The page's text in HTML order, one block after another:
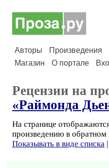
Авторы Произведения
Магазин
О портале
Рецензии на
«Раймонда
На странице
произведению в обратном
Показывать в виде списка |